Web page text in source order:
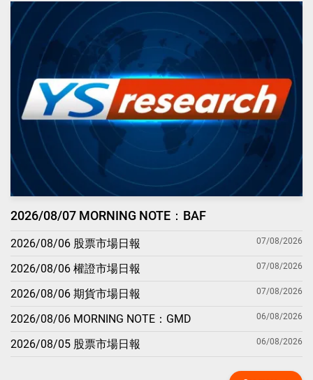
2026/08/07 MORNING NOTE：BAF
2026/08/06 股票市場日報 07/08/2026
2026/08/06 權證市場日報 07/08/2026
2026/08/06 期貨市場日報 07/08/2026
2026/08/06 MORNING NOTE：GMD 06/08/2026
2026/08/05 股票市場日報 06/08/2026